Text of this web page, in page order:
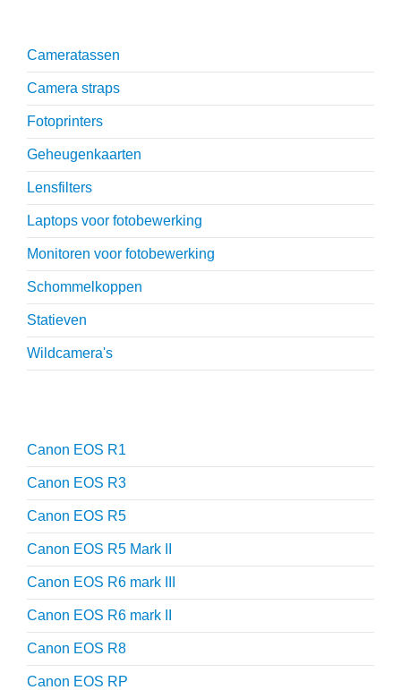
Cameratassen
Camera straps
Fotoprinters
Geheugenkaarten
Lensfilters
Laptops voor fotobewerking
Monitoren voor fotobewerking
Schommelkoppen
Statieven
Wildcamera's
Canon EOS R1
Canon EOS R3
Canon EOS R5
Canon EOS R5 Mark II
Canon EOS R6 mark III
Canon EOS R6 mark II
Canon EOS R8
Canon EOS RP